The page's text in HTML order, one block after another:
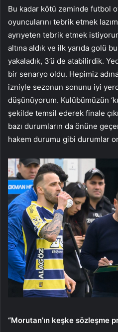
Bu kadar kötü zeminde futbol
oyuncularını tebrik etmek
ayrıyeten tebrik etmek
altına aldık ve ilk yarıda golü
yakaladık, 3’ü de atabilirdik.
bir senaryo oldu. Hepimiz
izniyle sezonun sonunu iyi
düşünüyorum. Kulübümüzün
şekilde temsil ederek finale
bazı durumların da önüne
hakem durumu gibi durumlar
“Morutan’ın keşke sözleşme